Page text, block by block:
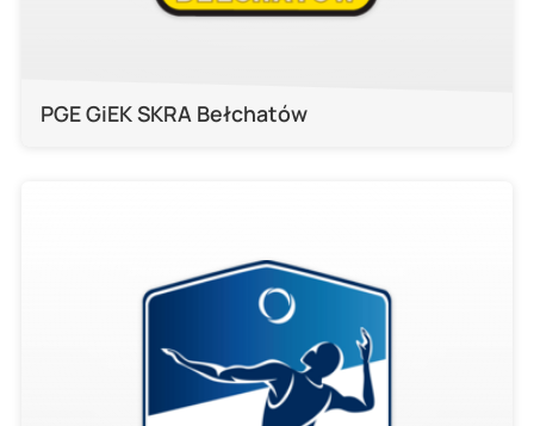
PGE GiEK SKRA Bełchatów